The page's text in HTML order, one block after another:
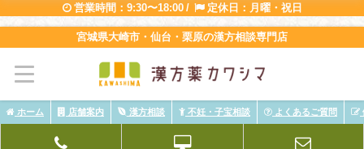
営業時間：9:30〜18:00 / 定休日：月曜・祝日
宮城県大崎市・仙台・栗原の漢方相談専門店
ホーム 店舗案内 漢方相談 不妊・子宝相談 よくあるご質問